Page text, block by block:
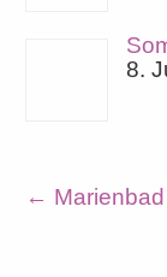
8.
← Marienbad